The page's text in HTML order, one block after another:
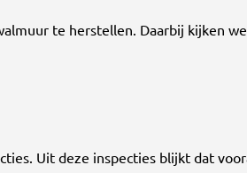
te herstellen. Daarbij kijken
Uit deze inspecties blijkt dat